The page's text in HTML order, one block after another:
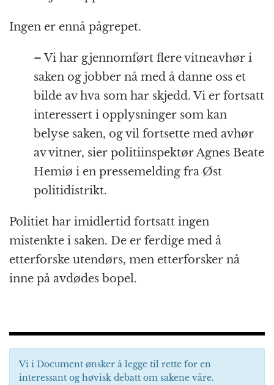
Ingen er ennå pågrepet.
– Vi har gjennomført flere vitneavhør i
saken og jobber nå med å danne oss et
bilde av hva som har skjedd. Vi er fortsatt
interessert i opplysninger som kan
belyse saken, og vil fortsette med avhør
av vitner, sier politiinspektør Agnes Beate
Hemiø i en pressemelding fra Øst
politidistrikt.
Politiet har imidlertid fortsatt ingen
mistenkte i saken. De er ferdige med å
etterforske utendørs, men etterforsker nå
inne på avdødes bopel.
Vi i Document ønsker å legge til rette for en
interessant og høvisk debatt om sakene våre.